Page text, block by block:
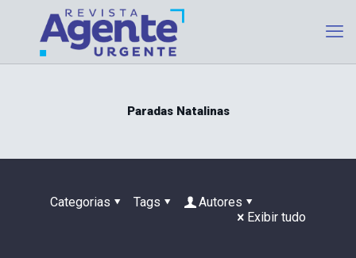
Paradas Natalinas
Categorias Tags
Autores
Exibir tudo